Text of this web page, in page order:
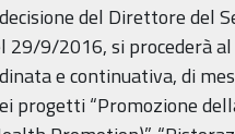
del Direttore del
29/9/2016, si procederà
e continuativa, di
progetti “Promozione